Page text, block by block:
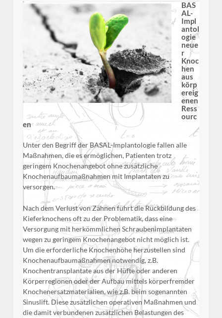
BAS
AL-
Impl
antol
ogie
neue
r
Knoc
hen
aus
körp
ereig
enen
Ress
ourc
en
Unter den Begriff der BASAL-Implantologie fallen alle
Maßnahmen, die es ermöglichen, Patienten trotz
geringem Knochenangebot ohne zusätzliche
Knochenaufbaumaßnahmen mit Implantaten zu
versorgen.
Nach dem Verlust von Zähnen führt die Rückbildung des
Kieferknochens oft zu der Problematik, dass eine
Versorgung mit herkömmlichen Schraubenimplantaten
wegen zu geringem Knochenangebot nicht möglich ist.
Um die erforderliche Knochenhöhe herzustellen sind
Knochenaufbaumaßnahmen notwendig, z.B.
Knochentransplantate aus der Hüfte oder anderen
Körperregionen oder der Aufbau mittels körperfremder
Knochenersatzmaterialien, wie z.B. beim sogenannten
Sinuslift. Diese zusätzlichen operativen Maßnahmen und
die damit verbundenen zusätzlichen Belastungen des